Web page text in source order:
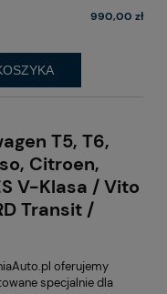
990,00 zł
T5, T6,
Citroen,
V-Klasa / Vito
Transit /
oferujemy
specjalnie dla